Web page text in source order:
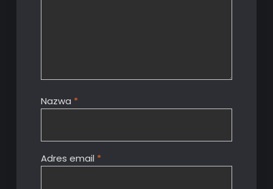
Nazwa *
Adres email *